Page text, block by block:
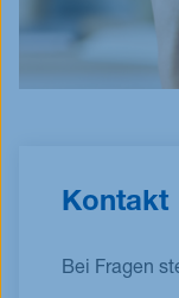
Kontakt
Bei Fragen